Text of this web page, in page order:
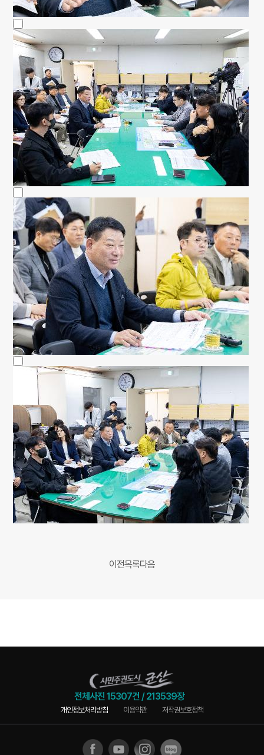
이전목록다음
전체사진 15307건 /213539장
개인정보처리방침 이용약관 저작권보호정책